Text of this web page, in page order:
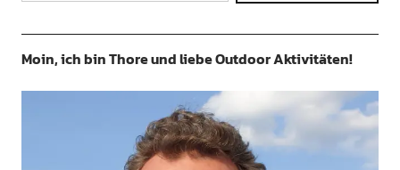
Moin, ich bin Thore und liebe Outdoor Aktivitäten!